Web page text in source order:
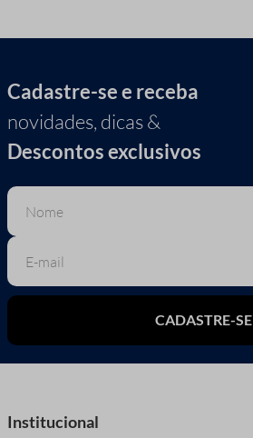
Cadastre-se e receba
novidades, dicas &
Descontos exclusivos
CADASTRE-SE
Institucional